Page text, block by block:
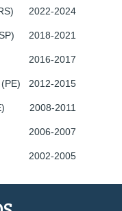
2022-2024
2018-2021
2016-2017
2012-2015
2008-2011
2006-2007
2002-2005